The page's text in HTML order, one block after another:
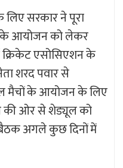
सरकार ने पूरा
के आयोजन को लेकर
एसोसिएशन के
शरद पवार से
मैचों के आयोजन के लिए
की ओर से शेड्यूल को
बैठक अगले कुछ दिनों में